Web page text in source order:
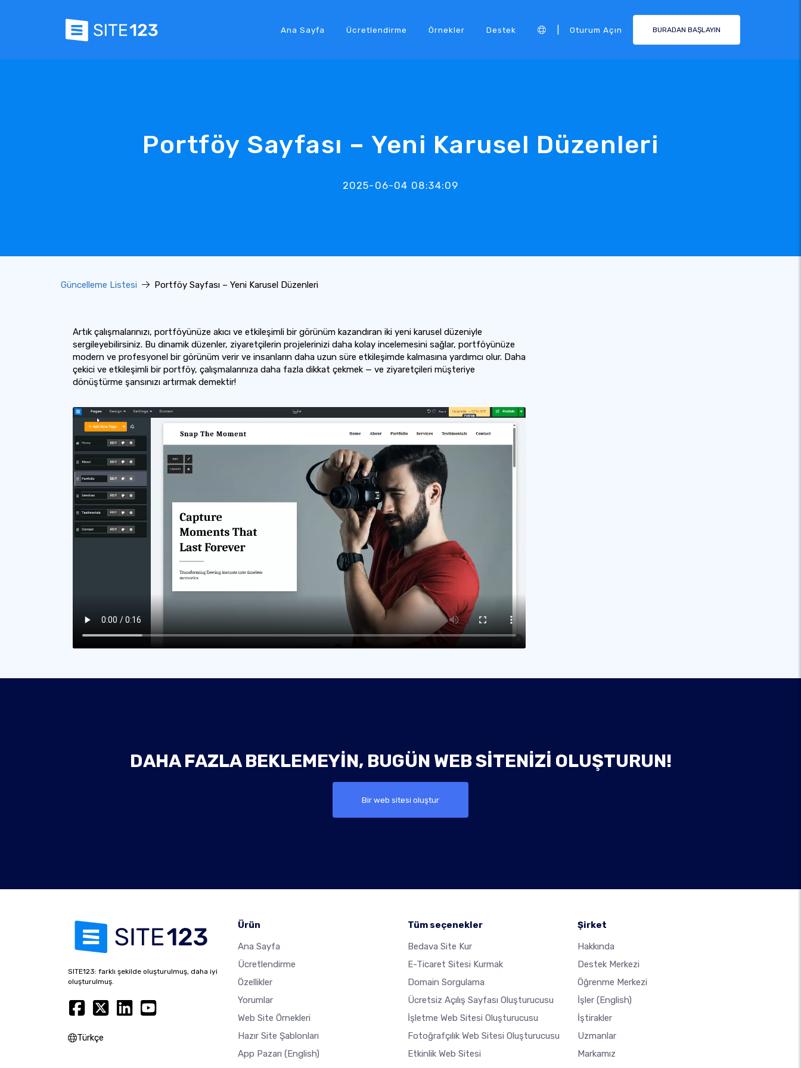
Ana Sayfa Ücretlendirme Örnekler Destek Oturum Açın BURADAN BAŞLAYIN
Portföy Sayfası – Yeni Karusel Düzenleri
2025-06-04 08:34:09
Güncelleme Listesi Portföy Sayfası – Yeni Karusel Düzenleri
Artık çalışmalarınızı, portföyünüze akıcı ve etkileşimli bir görünüm kazandıran iki yeni karusel düzeniyle
sergileyebilirsiniz. Bu dinamik düzenler, ziyaretçilerin projelerinizi daha kolay incelemesini sağlar, portföyünüze
modern ve profesyonel bir görünüm verir ve insanların daha uzun süre etkileşimde kalmasına yardımcı olur. Daha
çekici ve etkileşimli bir portföy, çalışmalarınıza daha fazla dikkat çekmek — ve ziyaretçileri müşteriye
dönüştürme şansınızı artırmak demektir!
DAHA FAZLA BEKLEMEYIN, BUGÜN WEB SITENIZI OLUŞTURUN!
Bir web sitesi oluştur
SITE123: farklı şekilde oluşturulmuş, daha iyi
oluşturulmuş.
Türkçe
Ürün
Ana Sayfa
Ücretlendirme
Özellikler
Yorumlar
Web Site Örnekleri
Hazır Site Şablonları
App Pazarı (English)
Tüm seçenekler
Bedava Site Kur
E-Ticaret Sitesi Kurmak
Domain Sorgulama
Ücretsiz Açılış Sayfası Oluşturucusu
İşletme Web Sitesi Oluşturucusu
Fotoğrafçılık Web Sitesi Oluşturucusu
Etkinlik Web Sitesi
Şirket
Hakkında
Destek Merkezi
Öğrenme Merkezi
İşler (English)
İştirakler
Uzmanlar
Markamız